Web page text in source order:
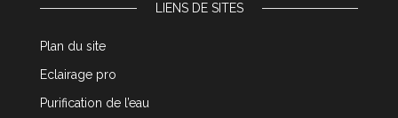
LIENS DE SITES
Plan du site
Eclairage pro
Purification de l’eau